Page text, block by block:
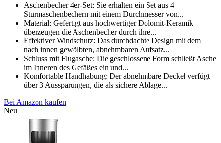
Aschenbecher 4er-Set: Sie erhalten ein Set aus 4
Sturmaschenbechern mit einem Durchmesser von...
Material: Gefertigt aus hochwertiger Dolomit-Keramik
überzeugen die Aschenbecher durch ihre...
Effektiver Windschutz: Das durchdachte Design mit dem
nach innen gewölbten, abnehmbaren Aufsatz...
Schluss mit Flugasche: Die geschlossene Form schließt Asche
im Inneren des Gefäßes ein und...
Komfortable Handhabung: Der abnehmbare Deckel verfügt
über 3 Aussparungen, die als sichere Ablage...
Bei Amazon kaufen
Neu